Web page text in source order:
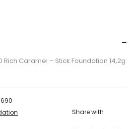
Rich Caramel – Stick Foundation 14,2g
Share with